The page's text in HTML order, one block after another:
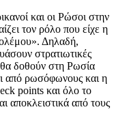
και οι Ρώσοι στην
τον ρόλο που είχε η
Δηλαδή,
στρατιωτικές
θα δοθούν στη Ρωσία
από ρωσόφωνους και η
points και όλο το
αποκλειστικά από τους